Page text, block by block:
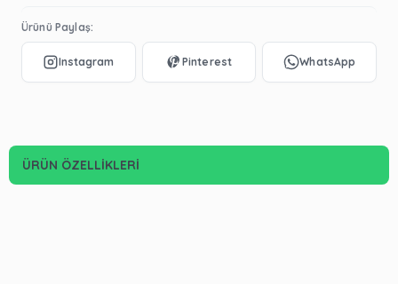
Ürünü Paylaş:
ÜRÜN ÖZELLIKLERI